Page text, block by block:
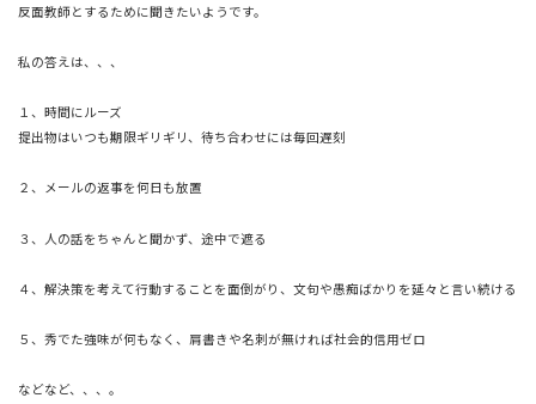
反面教師とするために聞きたいようです。
私の答えは、、、
１、時間にルーズ
提出物はいつも期限ギリギリ、待ち合わせには毎回遅刻
２、メールの返事を何日も放置
３、人の話をちゃんと聞かず、途中で遮る
４、解決策を考えて行動することを面倒がり、 文句や愚痴ばかりを延々と言い続ける
５、秀でた強味が何もなく、 肩書きや名刺が無ければ社会的信用ゼロ
などなど、、、。